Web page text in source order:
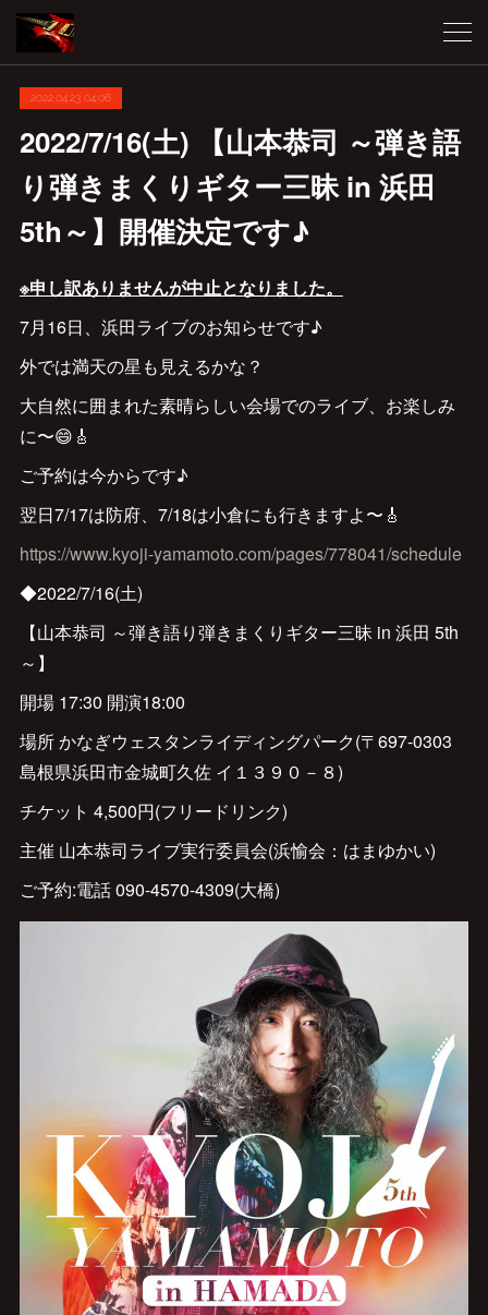
2022.04.23 04:06
2022/7/16(土) 【山本恭司 ～弾き語
り弾きまくりギター三昧 in 浜田
5th～】開催決定です♪
※申し訳ありませんが中止となりました。
7月16日、浜田ライブのお知らせです♪
外では満天の星も見えるかな？
大自然に囲まれた素晴らしい会場でのライブ、お楽しみ
に〜😄🎸
ご予約は今からです♪
翌日7/17は防府、7/18は小倉にも行きますよ〜🎸
https://www.kyoji-yamamoto.com/pages/778041/schedule
◆2022/7/16(土)
【山本恭司 ～弾き語り弾きまくりギター三昧 in 浜田 5th
～】
開場 17:30 開演18:00
場所 かなぎウェスタンライディングパーク(〒697-0303
島根県浜田市金城町久佐 イ１３９０－８)
チケット 4,500円(フリードリンク)
主催 山本恭司ライブ実行委員会(浜愉会：はまゆかい)
ご予約:電話 090-4570-4309(大橋)